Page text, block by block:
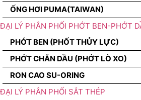
ỐNG HƠI PUMA(TAIWAN)
ĐẠI LÝ PHÂN PHỐI PHỚT BEN-PHỚT
PHỚT BEN (PHỐT THỦY LỰC)
PHỚT CHĂN DẦU (PHỚT LÒ XO)
RON CAO SU-ORING
ĐẠI LÝ PHÂN PHỐI SẮT THÉP